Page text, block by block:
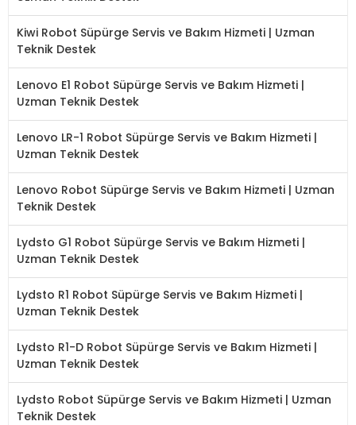
Kiwi Robot Süpürge Servis ve Bakım Hizmeti | Uzman
Teknik Destek
Lenovo E1 Robot Süpürge Servis ve Bakım Hizmeti |
Uzman Teknik Destek
Lenovo LR-1 Robot Süpürge Servis ve Bakım Hizmeti |
Uzman Teknik Destek
Lenovo Robot Süpürge Servis ve Bakım Hizmeti | Uzman
Teknik Destek
Lydsto G1 Robot Süpürge Servis ve Bakım Hizmeti |
Uzman Teknik Destek
Lydsto R1 Robot Süpürge Servis ve Bakım Hizmeti |
Uzman Teknik Destek
Lydsto R1-D Robot Süpürge Servis ve Bakım Hizmeti |
Uzman Teknik Destek
Lydsto Robot Süpürge Servis ve Bakım Hizmeti | Uzman
Teknik Destek